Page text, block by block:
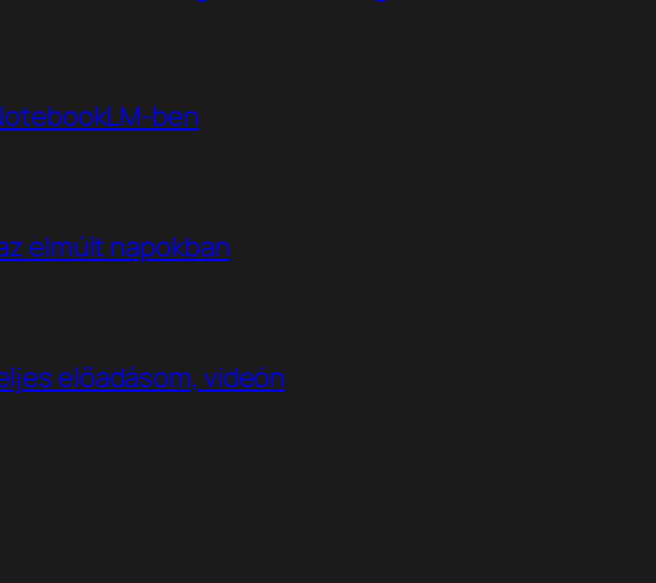
ben
elmúlt napokban
előadásom, videón